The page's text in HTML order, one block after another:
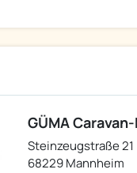
GÜMA
Steinzeugstraße 21
68229 Mannheim